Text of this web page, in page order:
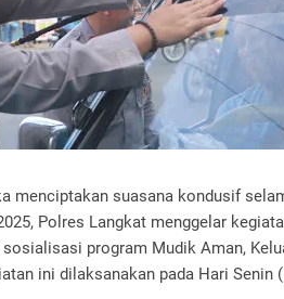
menciptakan suasana kondusif
Polres Langkat menggelar
program Mudik Aman,
ini dilaksanakan pada Hari Senin